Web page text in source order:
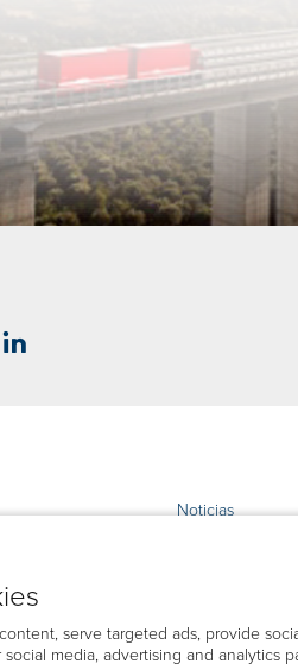
Noticias
serve targeted ads, provide
media, advertising and